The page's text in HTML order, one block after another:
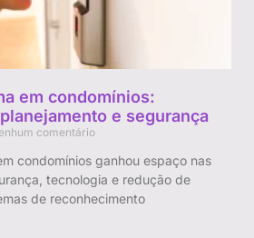
em condomínios:
e segurança
comentário
condomínios ganhou espaço nas
tecnologia e redução de
de reconhecimento